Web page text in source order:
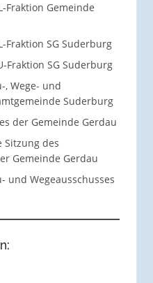
Fraktion Gemeinde
Fraktion SG Suderburg
Fraktion SG Suderburg
, Wege- und
Suderburg
der Gemeinde Gerdau
Sitzung des
Gemeinde Gerdau
und Wegeausschusses